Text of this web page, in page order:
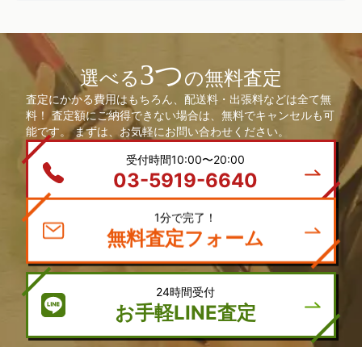
選べる3つの無料査定
査定にかかる費用はもちろん、配送料・出張料などは全て無
料！ 査定額にご納得できない場合は、無料でキャンセルも可
能です。 まずは、お気軽にお問い合わせください。
受付時間10:00〜20:00
03-5919-6640
1分で完了！
無料査定フォーム
24時間受付
お手軽LINE査定